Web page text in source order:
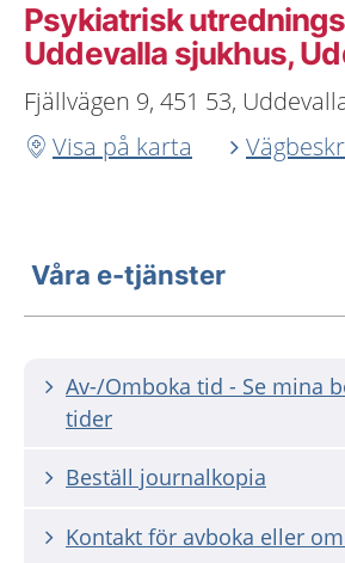
Psykiatrisk
Uddevalla sjukhus,
Fjällvägen 9, 451 53,
Visa på karta
Våra e-tjänster
Av-/Omboka tid - Se mina
tider
Beställ journalkopia
Kontakt för avboka eller